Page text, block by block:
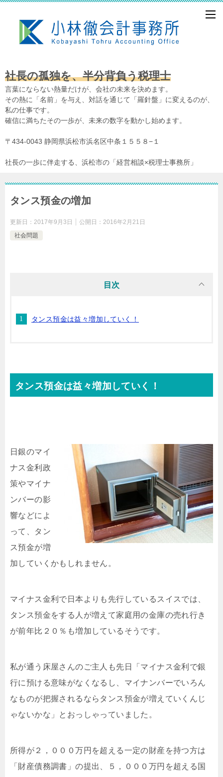
社長の孤独を、半分背負う税理士
言葉にならない熱量だけが、会社の未来を決めます。
その熱に「名前」を与え、対話を通じて「羅針盤」に変えるのが、
私の仕事です。
確信に満ちたその一歩が、未来の数字を動かし始めます。
〒434-0043 静岡県浜松市浜名区中条１５５８−１
社長の一歩に伴走する、浜松市の「経営相談×税理士事務所」
タンス預金の増加
更新日： 2017年9月3日 公開日： 2016年2月21日
社会問題
目次
タンス預金は益々増加していく！
タンス預金は益々増加していく！
日銀のマイ
ナス金利政
策やマイナ
ンバーの影
響などによ
って、タン
ス預金が増
加していくかもしれません。
マイナス金利で日本よりも先行しているスイスでは、
タンス預金をする人が増えて家庭用の金庫の売れ行き
が前年比２０％も増加しているそうです。
私が通う床屋さんのご主人も先日「マイナス金利で銀
行に預ける意味がなくなるし、マイナンバーでいろん
なものが把握されるならタンス預金が増えていくんじ
ゃないかな」とおっしゃっていました。
所得が２，０００万円を超える一定の財産を持つ方は
「財産債務調書」の提出、５，０００万円を超える国